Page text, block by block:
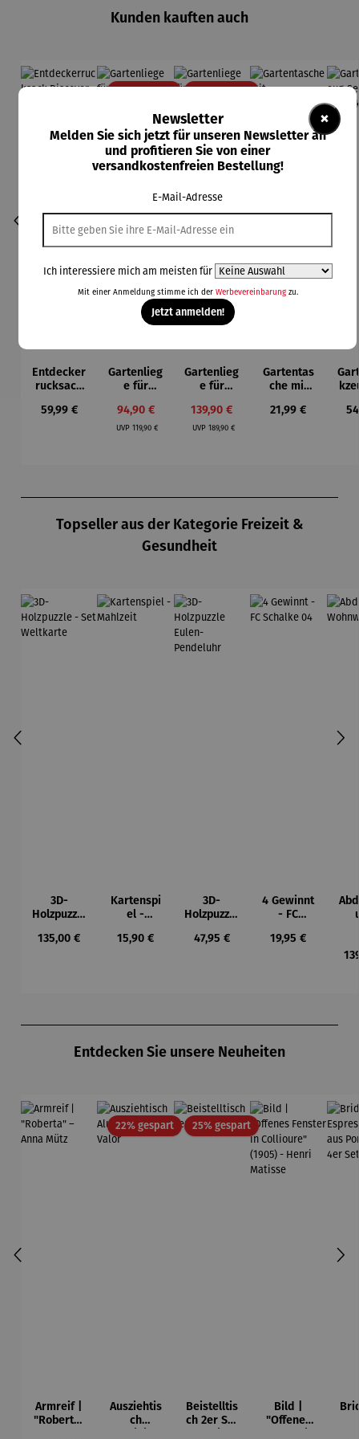
Kunden kauften auch
Entdecker
rucksack
Regulärer Preis:
59,99 €
Rabatt
Gartenlieg
e für
Verkaufspreis:
94,90 €
UVPRegulärer Preis:
119,90 €
Rabatt
Gartenlieg
e für
Sitzer
Verkaufspreis:
139,90 €
UVP Regulärer Preis:
189,90 €
Gartentas
che mit
kzeug
Regulärer Preis:
21,99 €
Topseller aus der Kategorie Freizeit &
Gesundheit
3D-
Holzpuzzle
Weltkarte
Regulärer Preis:
135,00 €
Kartenspi
el -
Regulärer Preis:
15,90 €
3D-
Holzpuzzle
Pendeluhr
Regulärer Preis:
47,95 €
4 Gewinnt
- FC
04
Regulärer Preis:
19,95 €
Entdecken Sie unsere Neuheiten
Armreif |
"Roberta"
22% gespartRabatt
Ausziehtis
ch
25% gespartRabatt
Beistelltis
ch 2er Set
Bild |
"Offenes
×
Newsletter
Melden Sie sich jetzt für unseren Newsletter an
und profitieren Sie von einer
versandkostenfreien Bestellung!
E-Mail-Adresse
Ich interessiere mich am meisten für
Mit einer Anmeldung stimme ich der Werbevereinbarungzu.
Jetzt anmelden!